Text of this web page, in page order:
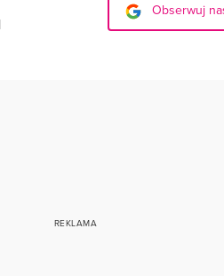
Obserwuj